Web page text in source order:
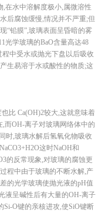
,在水中溶解度极小,属微溶性
后腐蚀缓慢,情况并不严重;但
“铅膜”,玻璃表面呈昏暗的雾
光学玻璃的BaO含量高达48
中受水或抛光下盘以后吸收
生易溶于水或酸性的物质;这
比 Ca(OH)2较大,这就意味着
而OH-离子对玻璃网络体中的
时,玻璃水解后氢氧化物吸收
这时NaOH和
的反常现象,对玻璃的腐蚀更
程中由于玻璃的不断水解,产
的光学玻璃使抛光液的pH值
液呈碱性后有大量的OH-离子
Si-O键的亲核进攻,使SiO键断